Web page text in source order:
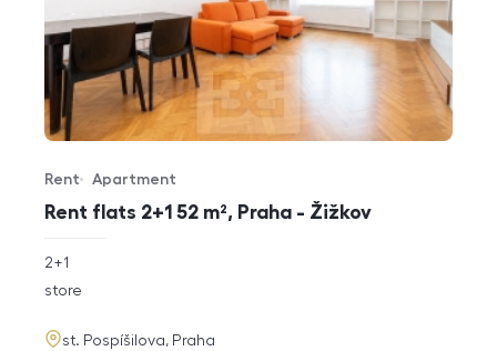
Rent flats 2+1 52 m², Praha - Žižkov
Offer type
Rent
Property type
Apartment
rozměry
2+1
funkce
store
adresa
st. Pospíšilova, Praha